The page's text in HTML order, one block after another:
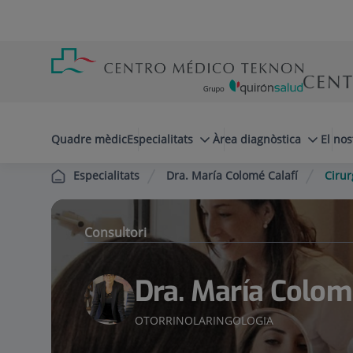
cabecera
Quadre mèdicEspecialitats Àrea diagnòstica El
Especialitats Dra. María Colomé Calafí
Consultori
Dra. María
OTORRINOLARINGOLOGIA